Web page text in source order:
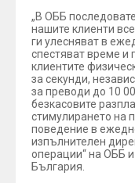
„В ОББ
нашите клиенти
ги улесняват в
спестяват време и
клиентите
за секунди,
за преводи до 10
безкасовите
стимулирането на
поведение в
изпълнителен
операции“ на ОББ
България.